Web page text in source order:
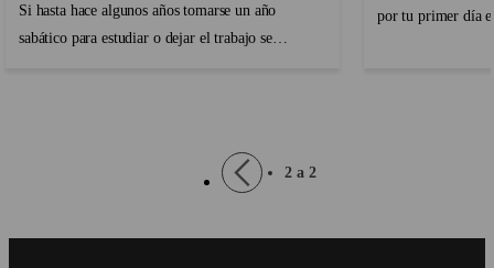
Si hasta hace algunos años tomarse un año
sabático para estudiar o dejar el trabajo se
por tu primer día
Pagination
Previous
page
2 a 2